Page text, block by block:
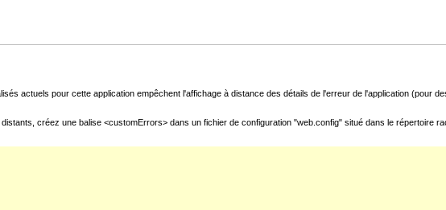
actuels pour cette application empêchent l'affichage à distance des détails de l'erreur de l'application (pour
créez une balise <customErrors> dans un fichier de configuration "web.config" situé dans le répertoire